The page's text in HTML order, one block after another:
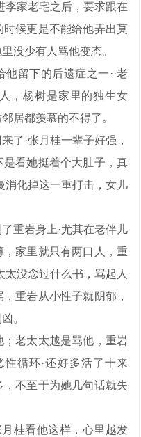
李家老宅之后，要求跟在
候更是不能给他弄出莫
没少有人骂他变态。
留下的后遗症之一··老
，杨树是家里的独生女
居都羡慕的不得了。
了·张月桂一辈子好强，
看她挺着个大肚子，真
消化掉这一重打击，女儿
重岩身上·尤其在老伴儿
家里就只有两口人，重
太没念过什么书，骂起人
重岩从小性子就阴郁，
。
老太太越是骂他，重岩
性循环·还好多活了十来
不至于为她几句话就失
桂看他这样，心里越发